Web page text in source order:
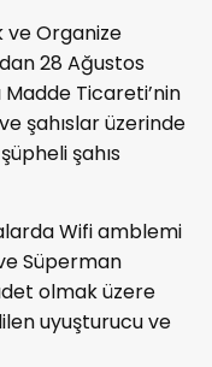
ve Organize
28 Ağustos
Madde Ticareti’nin
şahıslar üzerinde
şahıs
Wifi amblemi
Süperman
olmak üzere
uyuşturucu ve